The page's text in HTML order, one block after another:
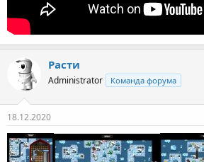
Расти
Administrator Команда форума
18.12.2020